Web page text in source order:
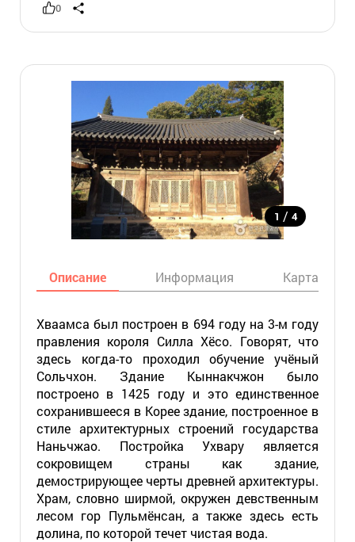
0
1 / 4
Описание Информация Карта
Хваамса был построен в 694 году на 3-м году
правления короля Силла Хёсо. Говорят, что
здесь когда-то проходил обучение учёный
Сольчхон. Здание Кыннакчжон было
построено в 1425 году и это единственное
сохранившееся в Корее здание, построенное в
стиле архитектурных строений государства
Наньчжао. Постройка Ухвару является
сокровищем страны как здание,
демострирующее черты древней архитектуры.
Храм, словно ширмой, окружен девственным
лесом гор Пульмёнсан, а также здесь есть
долина, по которой течет чистая вода.